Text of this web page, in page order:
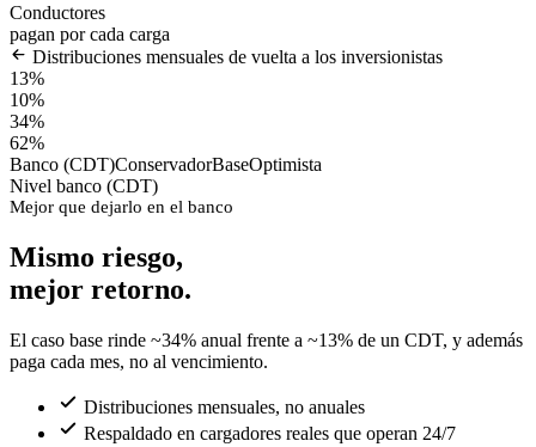
Conductores
pagan por cada carga
Distribuciones mensuales de vuelta a los inversionistas
13%
10%
34%
62%
Banco (CDT)ConservadorBaseOptimista
Nivel banco (CDT)
Mejor que dejarlo en el banco
Mismo riesgo,
mejor retorno.
El caso base rinde ~34% anual frente a ~13% de un CDT, y además
paga cada mes, no al vencimiento.
Distribuciones mensuales, no anuales
Respaldado en cargadores reales que operan 24/7